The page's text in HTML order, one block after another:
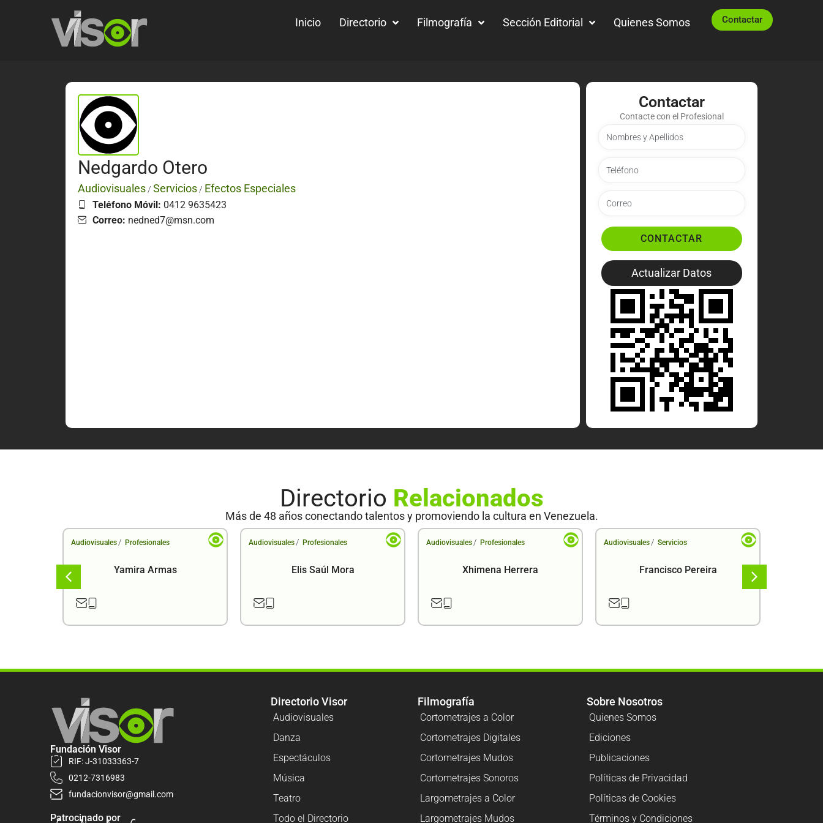
Inicio Directorio Filmografía Sección Editorial Quienes Somos Contactar
Nedgardo Otero
Audiovisuales / Servicios / Efectos Especiales
Teléfono Móvil: 0412 9635423
Correo: nedned7@msn.com
Contactar
Contacte con el Profesional
CONTACTAR
Actualizar Datos
Directorio Relacionados
Más de 48 años conectando talentos y promoviendo la cultura en Venezuela.
Audiovisuales / Profesionales
Yamira Armas
Audiovisuales / Profesionales
Elis Saúl Mora
Audiovisuales / Profesionales
Xhimena Herrera
Audiovisuales / Servicios
Francisco Pereira
Fundación Visor
RIF: J-31033363-7
0212-7316983
fundacionvisor@gmail.com
Patrocinado por
Directorio Visor
Audiovisuales
Danza
Espectáculos
Música
Teatro
Todo el Directorio
Filmografía
Cortometrajes a Color
Cortometrajes Digitales
Cortometrajes Mudos
Cortometrajes Sonoros
Largometrajes a Color
Largometrajes Mudos
Sobre Nosotros
Quienes Somos
Ediciones
Publicaciones
Políticas de Privacidad
Políticas de Cookies
Términos y Condiciones